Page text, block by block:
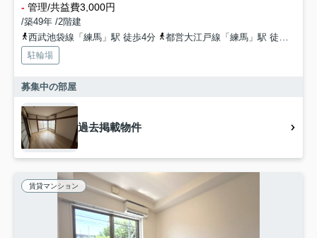
- 管理/共益費3,000円
/築49年 /2階建
西武池袋線「練馬」駅 徒歩4分
都営大江戸線「練馬」駅 徒歩4分
駐輪場
募集中の部屋
過去掲載物件
賃貸マンション